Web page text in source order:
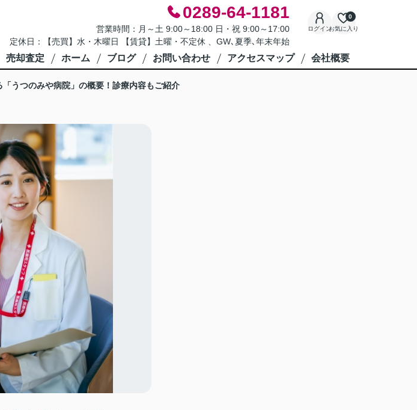
0289-64-1181
営業時間：月～土 9:00～18:00 日・祝 9:00～17:00
定休日：【売買】水・木曜日 【賃貸】土曜・不定休 、GW､夏季､年末年始
ログインお気に入り
0
売却査定 ホーム ブログ お問い合わせ アクセスマップ 会社概要
「うつのみや病院」の概要！診療内容もご紹介